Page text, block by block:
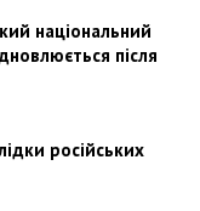
національний
після
російських